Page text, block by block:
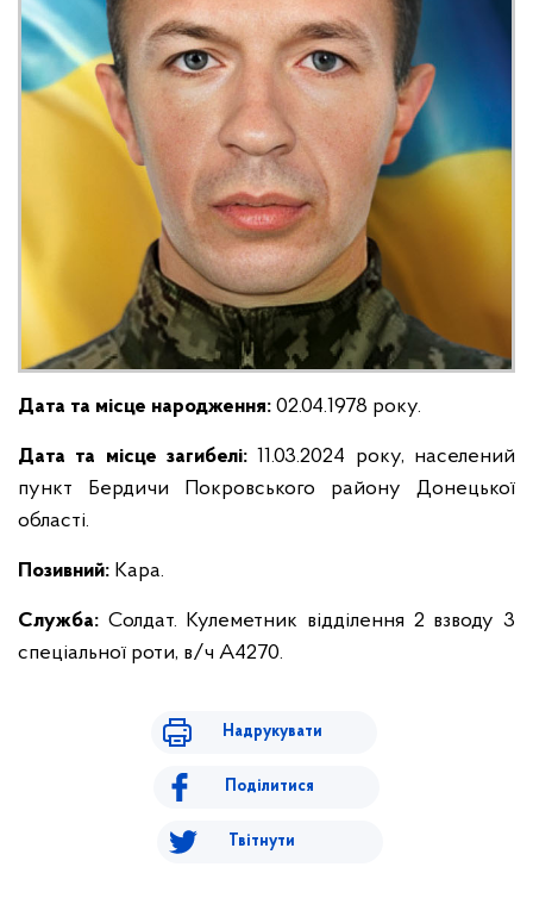
Дата та місце народження: 02.04.1978 року.
Дата та місце загибелі: 11.03.2024 року, населений
пункт Бердичи Покровського району Донецької
області.
Позивний: Кара.
Служба: Солдат. Кулеметник відділення 2 взводу 3
спеціальної роти, в/ч A4270.
Надрукувати
Поділитися
Твітнути